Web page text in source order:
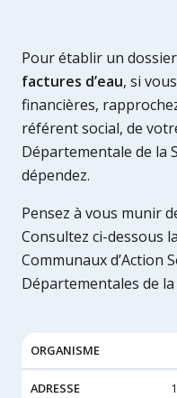
Pour établir un dossier
factures d’eau, si
financières,
référent social, de
Départementale de la
dépendez.
Pensez à vous munir
Consultez ci-dessous
Communaux d’Action
Départementales de
ORGANISME